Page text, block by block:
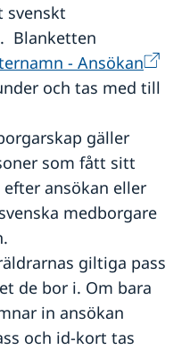
svenskt
Blanketten
- Ansökan
och tas med till
gäller
som fått sitt
ansökan eller
medborgare
giltiga pass
de bor i. Om bara
in ansökan
och id-kort tas